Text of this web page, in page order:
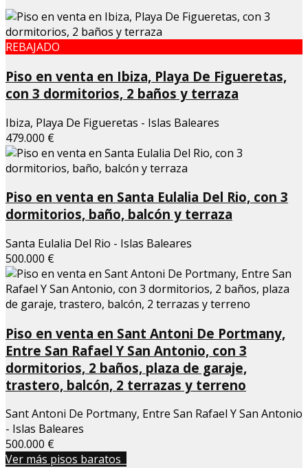
REBAJADO
Piso en venta en Ibiza, Playa De Figueretas,
con 3 dormitorios, 2 baños y terraza
Ibiza, Playa De Figueretas - Islas Baleares
479.000 €
Piso en venta en Santa Eulalia Del Rio, con 3
dormitorios, baño, balcón y terraza
Santa Eulalia Del Rio - Islas Baleares
500.000 €
Piso en venta en Sant Antoni De Portmany,
Entre San Rafael Y San Antonio, con 3
dormitorios, 2 baños, plaza de garaje,
trastero, balcón, 2 terrazas y terreno
Sant Antoni De Portmany, Entre San Rafael Y San Antonio
- Islas Baleares
500.000 €
Ver más pisos baratos